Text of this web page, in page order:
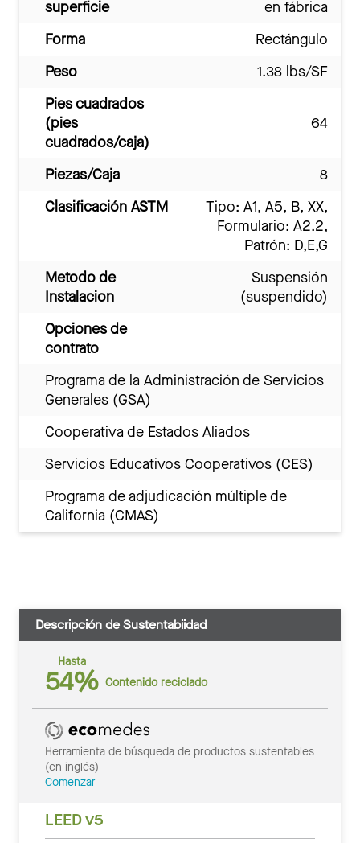
superficie
en fábrica
Forma
Rectángulo
Peso
1.38 lbs/SF
Pies cuadrados
(pies
cuadrados/caja)
64
Piezas/Caja
8
Clasificación ASTM
Tipo: A1, A5, B, XX,
Formulario: A2.2,
Patrón: D,E,G
Metodo de
Instalacion
Suspensión
(suspendido)
Opciones de
contrato
Programa de la Administración de Servicios
Generales (GSA)
Cooperativa de Estados Aliados
Servicios Educativos Cooperativos (CES)
Programa de adjudicación múltiple de
California (CMAS)
Descripción de Sustentabiidad
Hasta
54% Contenido reciclado
Herramienta de búsqueda de productos sustentables
(en inglés)
Comenzar
LEED v5